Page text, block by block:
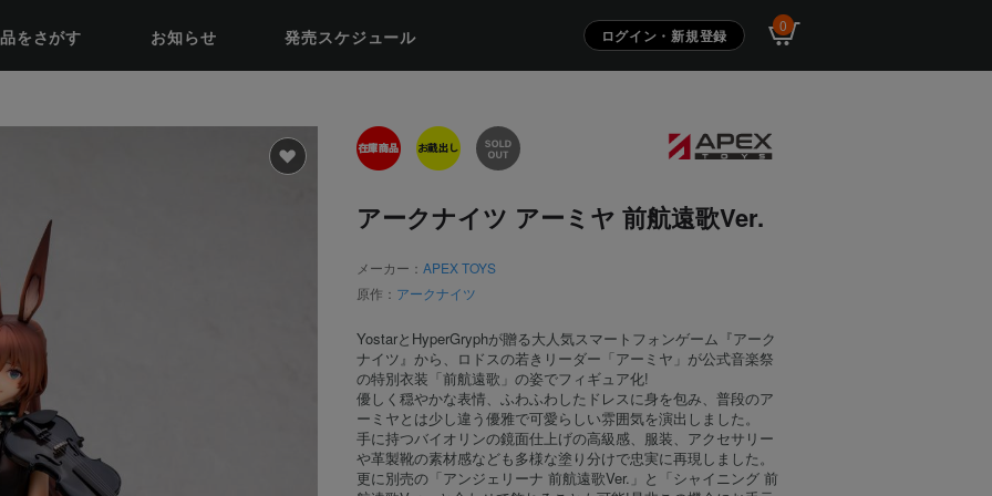
をさがす お知らせ 発売スケジュール ログイン・新規登録
0
アークナイツ アーミヤ 前航遠歌Ver.
メーカー：APEX TOYS
原作： アークナイツ
YostarとHyperGryphが贈る大人気スマートフォンゲーム『アーク
ナイツ』から、ロドスの若きリーダー「アーミヤ」が公式音楽祭
の特別衣装「前航遠歌」の姿でフィギュア化!
優しく穏やかな表情、ふわふわしたドレスに身を包み、普段のア
ーミヤとは少し違う優雅で可愛らしい雰囲気を演出しました。
手に持つバイオリンの鏡面仕上げの高級感、服装、アクセサリー
や革製靴の素材感なども多様な塗り分けで忠実に再現しました。
更に別売の「アンジェリーナ 前航遠歌Ver.」と「シャイニング 前